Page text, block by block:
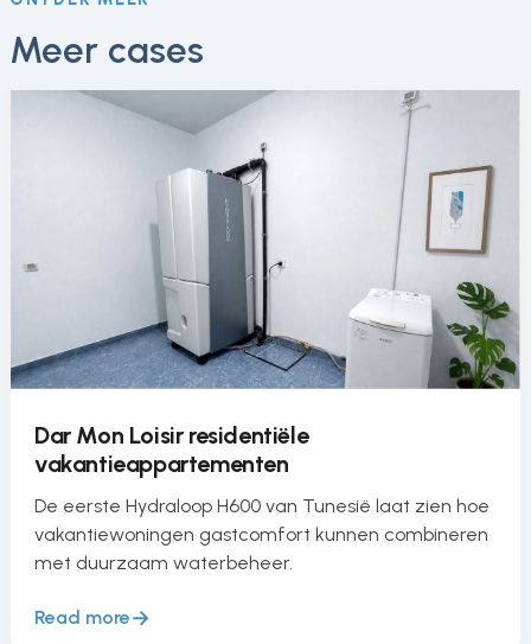
Meer cases
Dar Mon Loisir residentiële
vakantieappartementen
De eerste Hydraloop H600 van Tunesië laat zien hoe
vakantiewoningen gastcomfort kunnen combineren
met duurzaam waterbeheer.
Read more